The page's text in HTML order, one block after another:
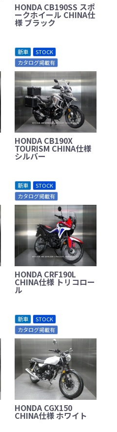
HONDA CB190SS スポ
ークホイール CHINA仕
様 ブラック
新車
STOCK
カタログ掲載有
HONDA CB190X
TOURISM CHINA仕様
シルバー
新車
STOCK
カタログ掲載有
HONDA CRF190L
CHINA仕様 トリコロー
ル
新車
STOCK
カタログ掲載有
HONDA CGX150
CHINA仕様 ホワイト